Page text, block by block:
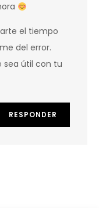
el tiempo
del error.
sea útil con tu
RESPONDER